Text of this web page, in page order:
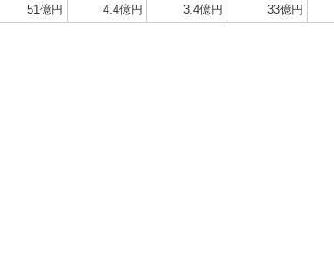
51億円 4.4億円 3.4億円 33億円